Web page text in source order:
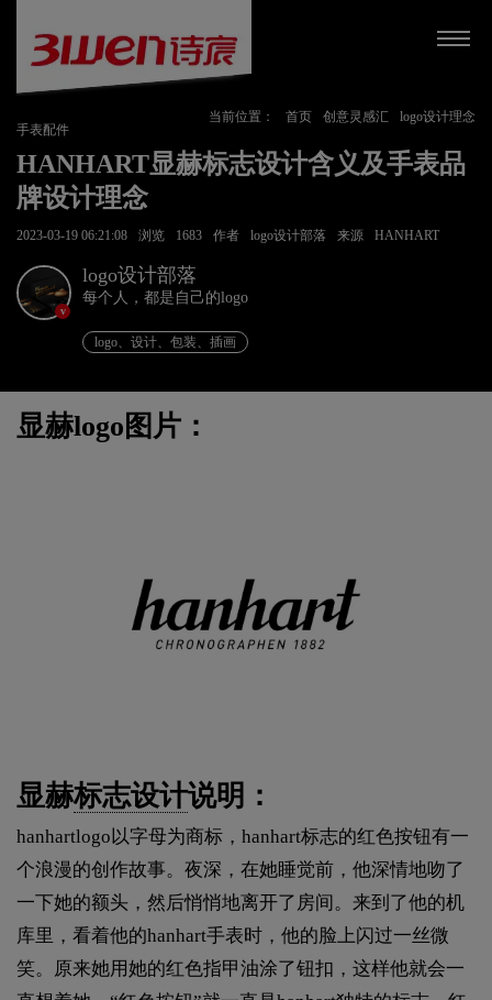
当前位置： 首页 创意灵感汇
logo设计理念
手表配件
HANHART显赫标志设计含义及手表品
牌设计理念
2023-03-19 06:21:08 浏览 1683 作者 logo设计部落 来源 HANHART
v
logo设计部落
每个人，都是自己的logo
logo、设计、包装、插画
显赫logo图片：
显赫标志设计说明：
hanhartlogo以字母为商标，hanhart标志的红色按钮有一
个浪漫的创作故事。夜深，在她睡觉前，他深情地吻了
一下她的额头，然后悄悄地离开了房间。来到了他的机
库里，看着他的hanhart手表时，他的脸上闪过一丝微
笑。原来她用她的红色指甲油涂了钮扣，这样他就会一